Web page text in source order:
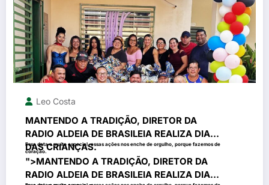
Leo Costa
MANTENDO A TRADIÇÃO, DIRETOR DA
RADIO ALDEIA DE BRASILEIA REALIZA DIA
DAS CRIANÇAS.
Essa data e muito especial, essas ações nos enche de orgulho, porque fazemos de
coração.
">MANTENDO A TRADIÇÃO, DIRETOR DA
RADIO ALDEIA DE BRASILEIA REALIZA DIA